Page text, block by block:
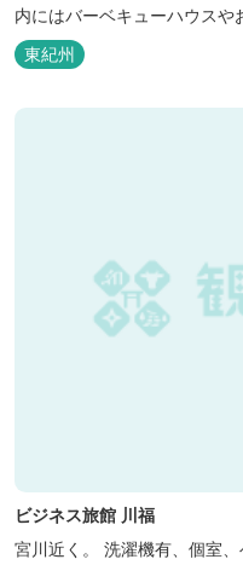
内にはバーベキューハウスや
東紀州
ビジネス旅館 川福
宮川近く。 洗濯機有、個室